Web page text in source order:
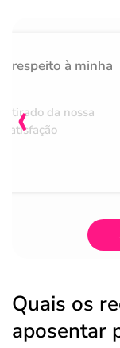
respeito à minha
da nossa
‹
Quais os
aposentar